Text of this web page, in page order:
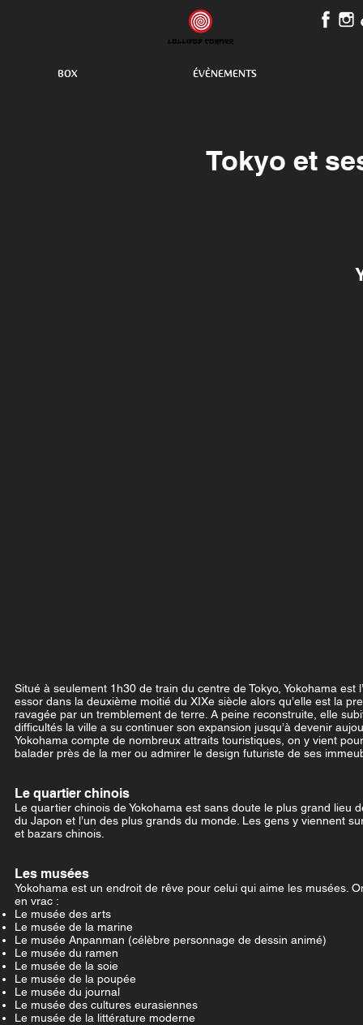
BOX ÉVÈNEMENTS
Tokyo et
Situé à seulement 1h30 de train du centre de Tokyo, Yokohama
essor dans la deuxième moitié du XIXe siècle alors qu’elle est la
ravagée par un tremblement de terre. A peine reconstruite, elle
difficultés la ville a su continuer son expansion jusqu’à devenir
Yokohama compte de nombreux attraits touristiques, on y vient
balader près de la mer ou admirer le design futuriste de ses
Le quartier chinois
Le quartier chinois de Yokohama est sans doute le plus grand lieu
du Japon et l’un des plus grands du monde. Les gens y viennent
et bazars chinois.
Les musées
Yokohama est un endroit de rêve pour celui qui aime les musées.
en vrac :
Le musée des arts
Le musée de la marine
Le musée Anpanman (célèbre personnage de dessin animé)
Le musée du ramen
Le musée de la soie
Le musée de la poupée
Le musée du journal
Le musée des cultures eurasiennes
Le musée de la littérature moderne